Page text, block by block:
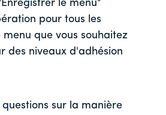
le menu"
pour tous les
que vous souhaitez
des niveaux d'adhésion
questions sur la manière